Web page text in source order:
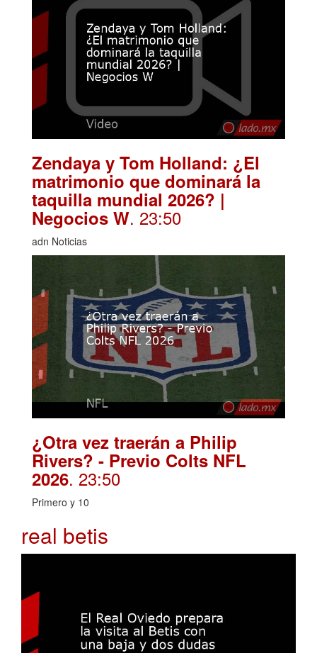
Zendaya y Tom Holland: ¿El
matrimonio que dominará la
taquilla mundial 2026? |
Negocios W. 23:50
adn Noticias
¿Otra vez traerán a Philip
Rivers? - Previo Colts NFL
2026. 23:50
Primero y 10
real betis